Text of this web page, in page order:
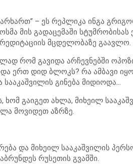
– ეს რეპლიკა ინგა
მის გადაცემაში სტუმრობისას
მცდელობაზე გაავლო.
რომ გავიდა არჩევნებში
ერთ დიდ ბლოკს? რა ამბავი
გინება მიდიოდა…
ხომ გაიგეთ ახლა, მიხეილ
მოვიდეთ აზრზე.
და მიხეილ სააკაშვილის
რუსეთის გვამში.